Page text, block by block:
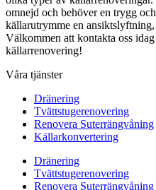
omnejd och behöver en trygg
källarutrymme en
Välkommen att kontakta oss
källarrenovering!
Våra tjänster
Dränering
Tvättstugerenovering
Renovera Suterrängvåning
Källarkonvertering
Dränering
Tvättstugerenovering
Renovera Suterrängvåning